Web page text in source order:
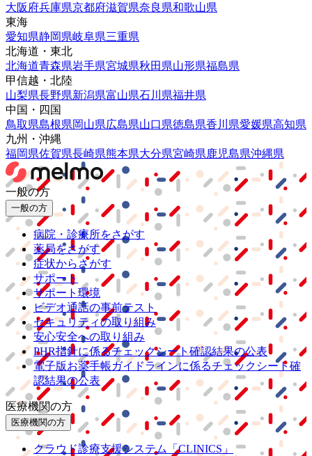
大阪府兵庫県京都府滋賀県奈良県和歌山県
東海
愛知県静岡県岐阜県三重県
北海道・東北
北海道青森県岩手県宮城県秋田県山形県福島県
甲信越・北陸
山梨県長野県新潟県富山県石川県福井県
中国・四国
鳥取県島根県岡山県広島県山口県徳島県香川県愛媛県高知県
九州・沖縄
福岡県佐賀県長崎県熊本県大分県宮崎県鹿児島県沖縄県
一般の方
一般の方
病院・診療所をさがす
薬局をさがす
症状からさがす
サポート
サポート環境
ビデオ通話の事前テスト
セキュリティの取り組み
安心安全への取り組み
PHR指針に係るチェックシート確認結果の公表
電子版お薬手帳ガイドラインに係るチェックシート確
認結果の公表
医療機関の方
医療機関の方
クラウド診療支援システム
「CLINICS」